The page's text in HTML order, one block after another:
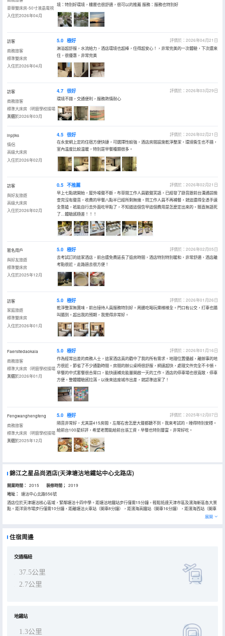
豪華雙床房-50寸液晶電視
入住於2026年04月
境：特別好環境，樓層也很舒適，很可以的推薦 服務：服務也特別好
訪客
商務旅客
標準雙床房
入住於2026年04月
5.0 極好
評價於：2026年04月21日
淋浴超舒服，水流給力，酒店環境也超棒，住得超安心！，非常完美的一次體驗，下次還來
住，很優惠，非常完美
訪客
商務旅客
標準大床房（明窗學校操場
景觀）
入住於2026年03月
4.7 很好
評價於：2026年03月29日
環境不錯，交通便利，服務熱情耐心
lnpjlks
情侶
高級大床房
入住於2026年02月
4.5 很好
評價於：2026年02月21日
在永安網上定的住宿方便快捷，可選擇性較強，酒店房間設施乾淨整潔，環境衞生也不錯，
室內温度比較温暖，特別是早餐種類很多。
訪客
與好友旅遊
高級大床房
入住於2026年02月
0.5 不推薦
評價於：2026年02月21日
早上七點就開始，屋外噪聲不斷，布草間工作人員歡聲笑語，已經發了錄音跟前台溝通説檢
查完沒有聲音，收費的早餐八點半已經所剩無幾，問工作人員不再補餐，就這還得全憑手速
全靠搶，衹能自行去外面吃早點了，不知道這個含早這個費用是怎麼定出來的。簡直無語死
了…體驗感極差！！！
匿名用戶
與好友旅遊
標準雙床房
入住於2025年12月
5.0 極好
評價於：2026年02月05日
去考試訂的這家酒店，前台還免費延長了退房時間，酒店特別特別暖和，非常舒適，酒店離
考點很近，走路過去很方便！
訪客
家庭旅遊
標準雙床房
入住於2026年01月
5.0 極好
評價於：2026年01月26日
乾淨整潔無異味，前台接待人員服務特別好。周邊吃喝玩樂樣樣全。門口有公交，打車也隨
叫隨到。超出我的預期，我覺得非常好。
Faersitedaokala
商務旅客
標準大床房（明窗學校操場
景觀）
入住於2026年01月
5.0 極好
評價於：2026年01月16日
作為經常出差的商務人士，這家酒店真的戳中了我的所有需求。地理位置優越，離辦事的地
方很近，節省了不少通勤時間。房間的辦公桌椅很舒服，網速超快，處理文件完全不卡頓。
早餐的中式套餐很合胃口，能快速補充能量開啟一天的工作。酒店的停車場也很寬敞，停車
方便。整體體驗感拉滿，以後來這座城市出差，就認準這家了！
Fengwanghengfeng
商務旅客
標準大床房（明窗學校操場
景觀）
入住於2025年12月
5.0 極好
評價於：2025年12月07日
隔音非常好，尤其是415房間，左鄰右舍怎麼大聲都聽不到，我來考試的，睡得特別安穩。
給前台100星好評，希望老闆能給前台漲工資，早餐也特別豐富，非常好吃。
錦江之星品尚酒店(天津塘沽地鐵站中心北路店)
開業時間： 2015 装修時間； 2019
地址：
塘沽中心北路556號
酒店位於天津塘沽核心區域，緊鄰塘沽十四中學。距塘沽地鐵站步行僅需15分鐘，輕鬆抵達天津市區及濱海新區各大景
點。距洋貨市場步行僅需10分鐘，距離塘沽火車站（開車8分鐘），距濱海高鐵站（開車16分鐘），距濱海西站（開車
19分鐘），距天津濱海國際機場（開車36分鐘），距天津國際郵輪母港（開車37分鐘），距國家海洋博物館（開車30
分鐘），距泰達航母主題公園（開車36分鐘），距方特歡樂世界（開車29分鐘），距東疆港海灘（開車28分鐘），距
飲：寬記老門口、北塘小毛漁家、衚衕海鮮、小紅門海鮮、大民海鮮、小滿海鮮。 周邊購物：金隅嘉品MALL（開車8
高速WiFi、高清電視、空調、獨立衞浴24小時熱水、行李寄存等，為您提供温馨舒適的入住體驗。此外，酒店每日提供
豐盛的自助早餐，讓您以充沛的精力開啟美好的一天。 連鎖品質：錦江之星系列酒店，品質可靠，服務貼心。 適合人
羣：商務出差（臨近開發區），適合商務人士。 旅遊度假：周邊景點豐富，適合家庭出遊、情侶度假。 中轉住宿：靠近
地鐵站，方便前往天津市區、火車站、濱海國際機場及郵輪母港。
展開
住宿周邊
交通樞紐
37.5公里
2.7公里
地鐵站
1.3公里